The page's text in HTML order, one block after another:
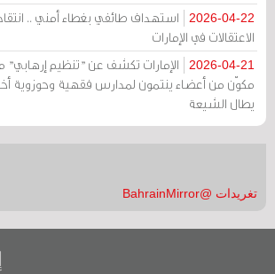
2026-04-22
استهداف طائفي بغطاء أمني ..
الاعتقالات في الإمارات
2026-04-21
الإمارات تكشف عن "تنظيم إرهابي"
مكوّن من أعضاء ينتمون لمدارس فقهية وحوزوية
يطال الشيعة
تغريدات @BahrainMirror